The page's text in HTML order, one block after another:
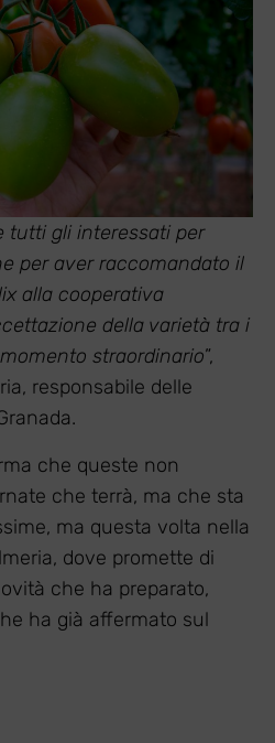
tutti gli interessati per
per aver raccomandato il
alla cooperativa
della varietà tra i
straordinario”,
responsabile delle
che queste non
che terrà, ma che sta
ma questa volta nella
dove promette di
che ha preparato,
ha già affermato sul